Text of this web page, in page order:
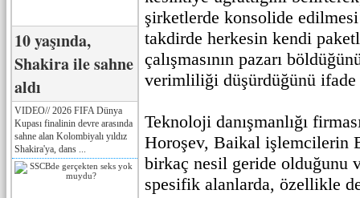
10 yaşında,
Shakira ile sahne
aldı
VIDEO// 2026 FIFA Dünya
Kupası finalinin devre arasında
sahne alan Kolombiyalı yıldız
Shakira'ya, dans ...
şirketlerde konsolide
takdirde herkesin kendi
çalışmasının pazarı
verimliliği düşürdüğünü
Teknoloji danışmanlığı
Horoşev, Baikal işlemcilerin
birkaç nesil geride olduğunu
spesifik alanlarda, özellikle